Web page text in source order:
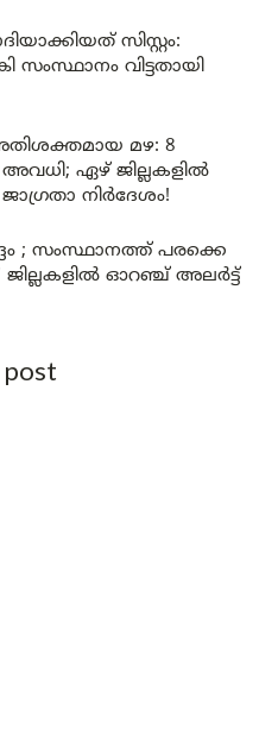
സിസ്റ്റം:
വിട്ടതായി
മഴ: 8
അവധി; ഏഴ് ജില്ലകളിൽ
നിർദേശം!
; സംസ്ഥാനത്ത് പരക്കെ
ജില്ലകളിൽ ഓറഞ്ച് അലർട്ട്